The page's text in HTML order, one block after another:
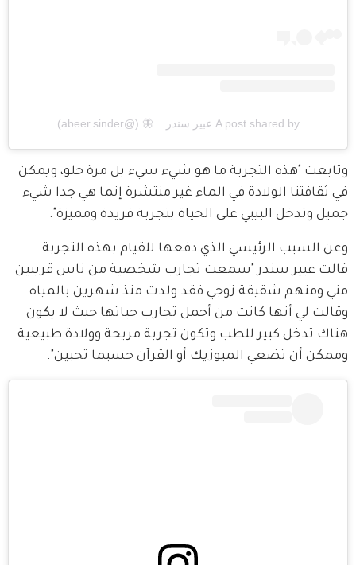
A post shared by عبير سندر .. 🦋 (@abeer.sinder)
وتابعت "هذه التجربة ما هو شيء سيء بل مرة حلو، ويمكن
في ثقافتنا الولادة في الماء غير منتشرة إنما هي جدا شيء
جميل وتدخل البيبي على الحياة بتجربة فريدة ومميزة".
وعن السبب الرئيسي الذي دفعها للقيام بهذه التجربة
قالت عبير سندر "سمعت تجارب شخصية من ناس قريبين
مني ومنهم شقيقة زوجي فقد ولدت منذ شهرين بالمياه
وقالت لي أنها كانت من أجمل تجارب حياتها حيث لا يكون
هناك تدخل كبير للطب وتكون تجربة مريحة وولادة طبيعية
وممكن أن تضعي الميوزيك أو القرآن حسبما تحبين".